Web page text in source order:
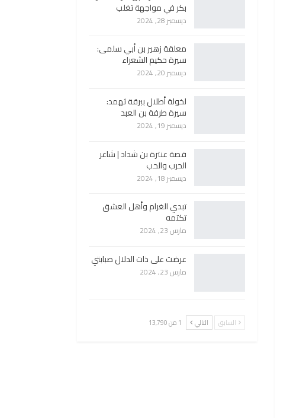
بكر في مواجهة تغلب
ديسمبر 28, 2024
معلقة زهير بن أبي سلمى:
سيرة حكيم الشعراء
ديسمبر 20, 2024
لخولة أطلال ببرقة ثهمد:
سيرة طرفة بن العبد
ديسمبر 19, 2024
قصة عنترة بن شداد | شاعر
الحرب والحب
ديسمبر 18, 2024
تبدي الغرام وأهل العشق
تكتمه
مارس 23, 2024
عرضت على ذات الدلال صبابتي
مارس 23, 2024
السابق التالي 1 من 13٬790